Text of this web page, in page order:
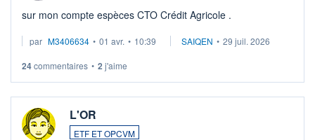
sur mon compte espèces CTO Crédit Agricole .
par M3406634 • 01 avr. • 10:39 SAIQEN • 29 juil. 2026
24commentaires • 2 j'aime
L'OR
ETF ET OPCVM